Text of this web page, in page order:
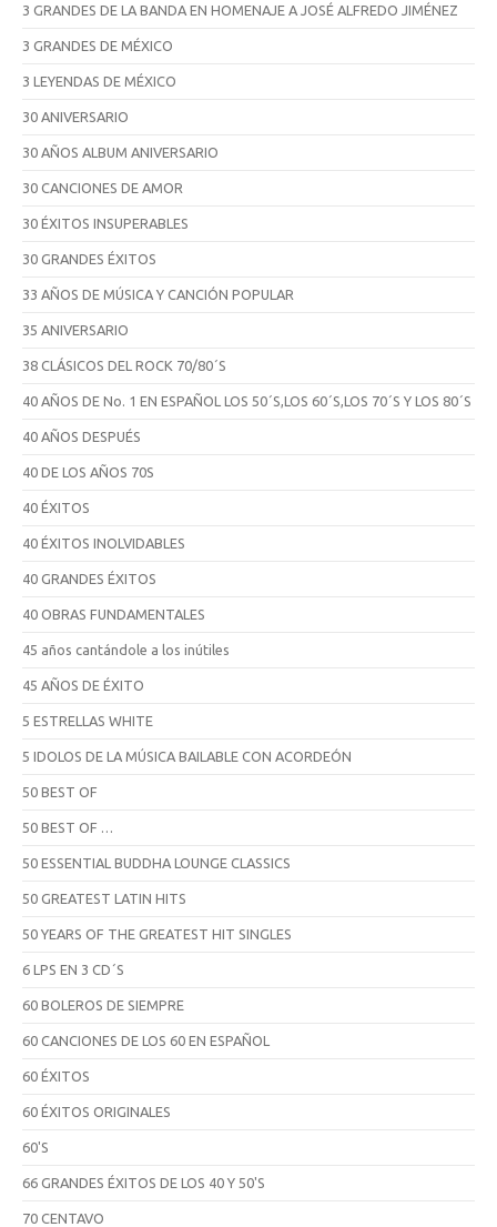
3 GRANDES DE LA BANDA EN HOMENAJE A JOSÉ ALFREDO JIMÉNEZ
3 GRANDES DE MÉXICO
3 LEYENDAS DE MÉXICO
30 ANIVERSARIO
30 AÑOS ALBUM ANIVERSARIO
30 CANCIONES DE AMOR
30 ÉXITOS INSUPERABLES
30 GRANDES ÉXITOS
33 AÑOS DE MÚSICA Y CANCIÓN POPULAR
35 ANIVERSARIO
38 CLÁSICOS DEL ROCK 70/80´S
40 AÑOS DE No. 1 EN ESPAÑOL LOS 50´S,LOS 60´S,LOS 70´S Y LOS 80´S
40 AÑOS DESPUÉS
40 DE LOS AÑOS 70S
40 ÉXITOS
40 ÉXITOS INOLVIDABLES
40 GRANDES ÉXITOS
40 OBRAS FUNDAMENTALES
45 años cantándole a los inútiles
45 AÑOS DE ÉXITO
5 ESTRELLAS WHITE
5 IDOLOS DE LA MÚSICA BAILABLE CON ACORDEÓN
50 BEST OF
50 BEST OF …
50 ESSENTIAL BUDDHA LOUNGE CLASSICS
50 GREATEST LATIN HITS
50 YEARS OF THE GREATEST HIT SINGLES
6 LPS EN 3 CD´S
60 BOLEROS DE SIEMPRE
60 CANCIONES DE LOS 60 EN ESPAÑOL
60 ÉXITOS
60 ÉXITOS ORIGINALES
60'S
66 GRANDES ÉXITOS DE LOS 40 Y 50'S
70 CENTAVO